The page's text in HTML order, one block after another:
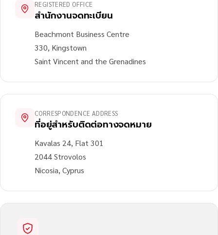
REGISTERED OFFICE
สำนักงานจดทะเบียน
Beachmont Business Centre
330, Kingstown
Saint Vincent and the Grenadines
CORRESPONDENCE ADDRESS
ที่อยู่สำหรับติดต่อทางจดหมาย
Kavalas 24, Flat 301
2044 Strovolos
Nicosia, Cyprus